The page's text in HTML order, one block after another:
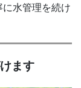
水管理を続け
ます